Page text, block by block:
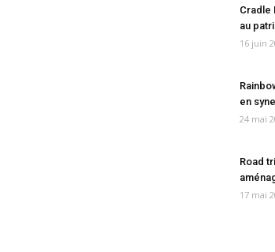
Cradle
au
16 juin
en
24 mai
Road
17 mai